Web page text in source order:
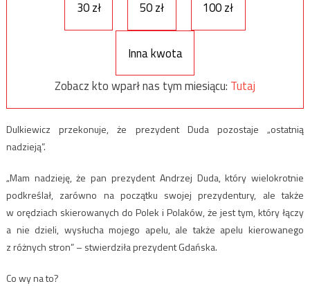
30 zł 50 zł 100 zł
Inna kwota
Zobacz kto wparł nas tym miesiącu: Tutaj
Dulkiewicz przekonuje, że prezydent Duda pozostaje „ostatnią
nadzieją”.
„Mam nadzieję, że pan prezydent Andrzej Duda, który wielokrotnie
podkreślał, zarówno na początku swojej prezydentury, ale także
w orędziach skierowanych do Polek i Polaków, że jest tym, który łączy
a nie dzieli, wysłucha mojego apelu, ale także apelu kierowanego
z różnych stron” – stwierdziła prezydent Gdańska.
Co wy na to?